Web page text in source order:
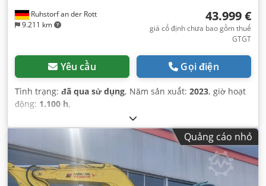
Ruhstorf an der Rott
9.211 km
43.999 €
giá cố định chưa bao gồm thuế
GTGT
Yêu cầu Gọi điện
Tình trạng: đã qua sử dụng, Năm sản xuất: 2023, giờ hoạt
động: 1.100 h,
Quảng cáo nhỏ